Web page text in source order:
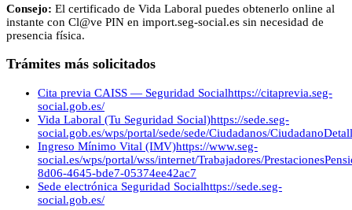
Consejo: El certificado de Vida Laboral puedes obtenerlo online al
instante con Cl@ve PIN en import.seg-social.es sin necesidad de
presencia física.
Trámites más solicitados
Cita previa CAISS — Seguridad Socialhttps://citaprevia.seg-
social.gob.es/
Vida Laboral (Tu Seguridad Social)https://sede.seg-
social.gob.es/wps/portal/sede/sede/Ciudadanos/
Ingreso Mínimo Vital (IMV)https://www.seg-
social.es/wps/portal/wss/internet/Trabajadores/
8d06-4645-bde7-05374ee42ac7
Sede electrónica Seguridad Socialhttps://sede.seg-
social.gob.es/